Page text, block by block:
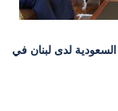
لدى لبنان في